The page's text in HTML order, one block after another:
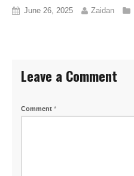
June 26, 2025 Zaidan
Leave a Comment
Comment *